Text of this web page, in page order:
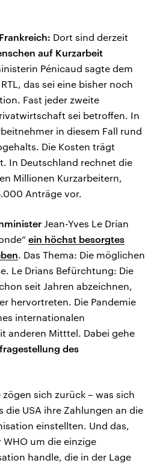
Dort sind derzeit
auf Kurzarbeit
Pénicaud sagte dem
das sei eine bisher noch
Fast jeder zweite
sei betroffen. In
in diesem Fall rund
Die Kosten trägt
In Deutschland rechnet die
Millionen Kurzarbeitern,
Anträge vor.
Jean-Yves Le Drian
ein höchst besorgtes
. Das Thema: Die möglichen
Le Drians Befürchtung: Die
seit Jahren abzeichnen,
hervortreten. Die Pandemie
internationalen
anderen Mitttel. Dabei gehe
des
sich zurück – was sich
die USA ihre Zahlungen an die
einstellten. Und das,
um die einzige
handle, die in der Lage